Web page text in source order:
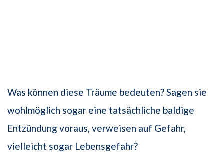
Was können diese Träume bedeuten? Sagen sie
wohlmöglich sogar eine tatsächliche baldige
Entzündung voraus, verweisen auf Gefahr,
vielleicht sogar Lebensgefahr?